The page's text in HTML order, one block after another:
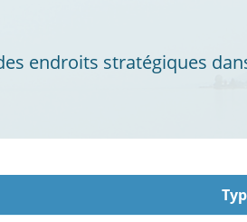
endroits stratégiques